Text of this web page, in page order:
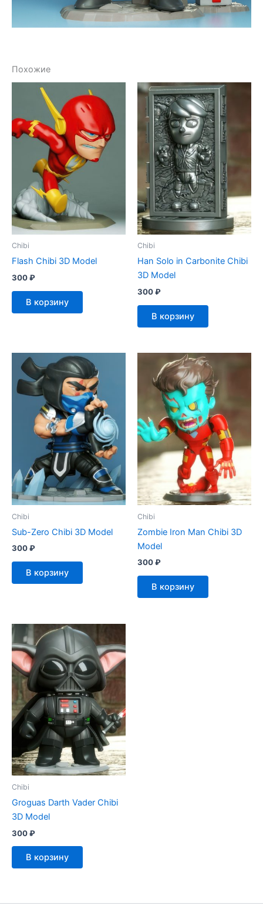
Похожие
Chibi
Flash Chibi 3D Model
300₽
В корзину
Chibi
Han Solo in Carbonite Chibi
3D Model
300₽
В корзину
Chibi
Sub-Zero Chibi 3D Model
300₽
В корзину
Chibi
Zombie Iron Man Chibi 3D
Model
300₽
В корзину
Chibi
Groguas Darth Vader Chibi
3D Model
300₽
В корзину